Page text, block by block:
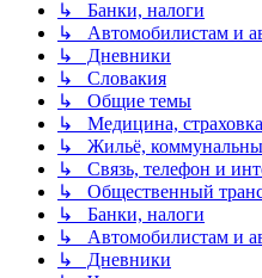
↳ Банки, налоги
↳ Автомобилистам и
↳ Дневники
↳ Словакия
↳ Общие темы
↳ Медицина, страховка
↳ Жильё,
↳ Связь, телефон и
↳ Общественный
↳ Банки, налоги
↳ Автомобилистам и
↳ Дневники